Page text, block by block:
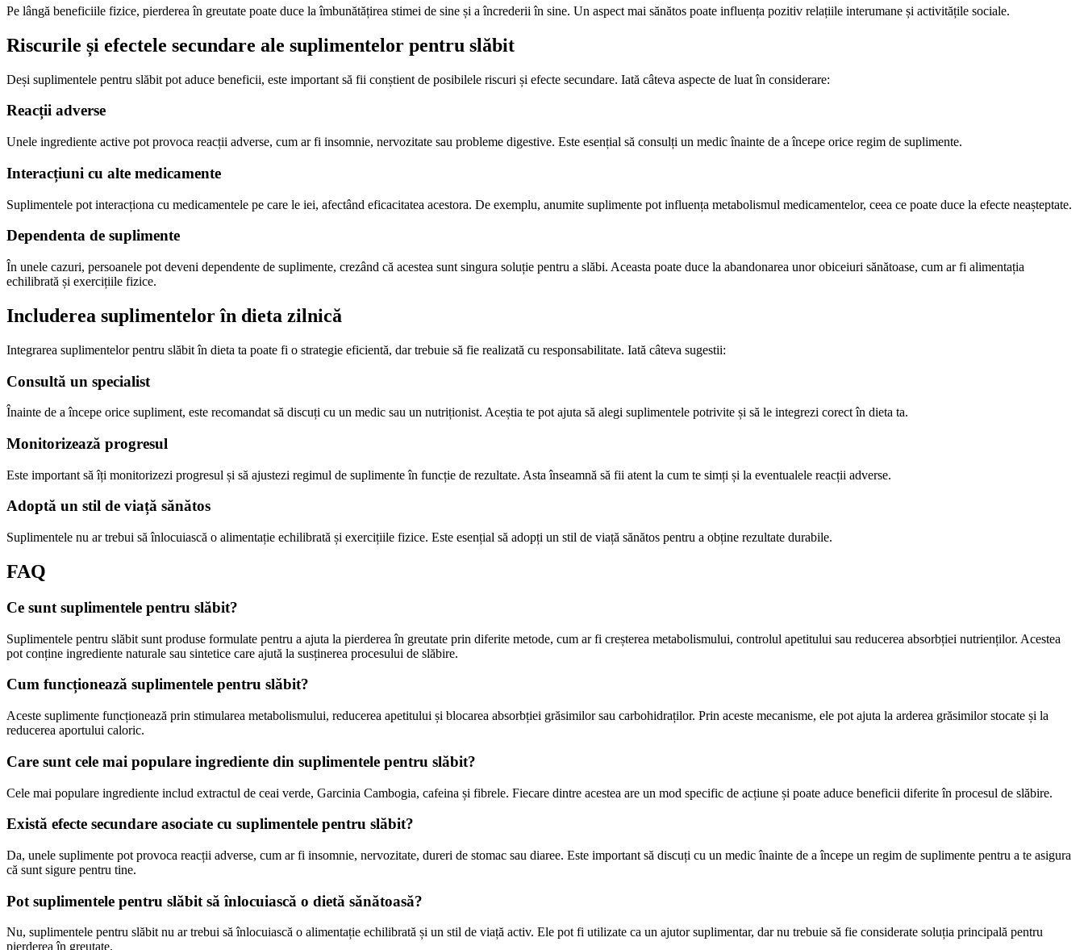
Pe lângă beneficiile fizice, pierderea în greutate poate duce la îmbunătățirea stimei de sine și a încrederii în sine. Un aspect mai sănătos poate influența pozitiv relațiile interumane și activitățile sociale.
Riscurile și efectele secundare ale suplimentelor pentru slăbit
Deși suplimentele pentru slăbit pot aduce beneficii, este important să fii conștient de posibilele riscuri și efecte secundare. Iată câteva aspecte de luat în considerare:
Reacții adverse
Unele ingrediente active pot provoca reacții adverse, cum ar fi insomnie, nervozitate sau probleme digestive. Este esențial să consulți un medic înainte de a începe orice regim de suplimente.
Interacțiuni cu alte medicamente
Suplimentele pot interacționa cu medicamentele pe care le iei, afectând eficacitatea acestora. De exemplu, anumite suplimente pot influența metabolismul medicamentelor, ceea ce poate duce la efecte neașteptate.
Dependenta de suplimente
În unele cazuri, persoanele pot deveni dependente de suplimente, crezând că acestea sunt singura soluție pentru a slăbi. Aceasta poate duce la abandonarea unor obiceiuri sănătoase, cum ar fi alimentația
echilibrată și exercițiile fizice.
Includerea suplimentelor în dieta zilnică
Integrarea suplimentelor pentru slăbit în dieta ta poate fi o strategie eficientă, dar trebuie să fie realizată cu responsabilitate. Iată câteva sugestii:
Consultă un specialist
Înainte de a începe orice supliment, este recomandat să discuți cu un medic sau un nutriționist. Aceștia te pot ajuta să alegi suplimentele potrivite și să le integrezi corect în dieta ta.
Monitorizează progresul
Este important să îți monitorizezi progresul și să ajustezi regimul de suplimente în funcție de rezultate. Asta înseamnă să fii atent la cum te simți și la eventualele reacții adverse.
Adoptă un stil de viață sănătos
Suplimentele nu ar trebui să înlocuiască o alimentație echilibrată și exercițiile fizice. Este esențial să adopți un stil de viață sănătos pentru a obține rezultate durabile.
FAQ
Ce sunt suplimentele pentru slăbit?
Suplimentele pentru slăbit sunt produse formulate pentru a ajuta la pierderea în greutate prin diferite metode, cum ar fi creșterea metabolismului, controlul apetitului sau reducerea absorbției nutrienților. Acestea
pot conține ingrediente naturale sau sintetice care ajută la susținerea procesului de slăbire.
Cum funcționează suplimentele pentru slăbit?
Aceste suplimente funcționează prin stimularea metabolismului, reducerea apetitului și blocarea absorbției grăsimilor sau carbohidraților. Prin aceste mecanisme, ele pot ajuta la arderea grăsimilor stocate și la
reducerea aportului caloric.
Care sunt cele mai populare ingrediente din suplimentele pentru slăbit?
Cele mai populare ingrediente includ extractul de ceai verde, Garcinia Cambogia, cafeina și fibrele. Fiecare dintre acestea are un mod specific de acțiune și poate aduce beneficii diferite în procesul de slăbire.
Există efecte secundare asociate cu suplimentele pentru slăbit?
Da, unele suplimente pot provoca reacții adverse, cum ar fi insomnie, nervozitate, dureri de stomac sau diaree. Este important să discuți cu un medic înainte de a începe un regim de suplimente pentru a te asigura
că sunt sigure pentru tine.
Pot suplimentele pentru slăbit să înlocuiască o dietă sănătoasă?
Nu, suplimentele pentru slăbit nu ar trebui să înlocuiască o alimentație echilibrată și un stil de viață activ. Ele pot fi utilizate ca un ajutor suplimentar, dar nu trebuie să fie considerate soluția principală pentru
pierderea în greutate.